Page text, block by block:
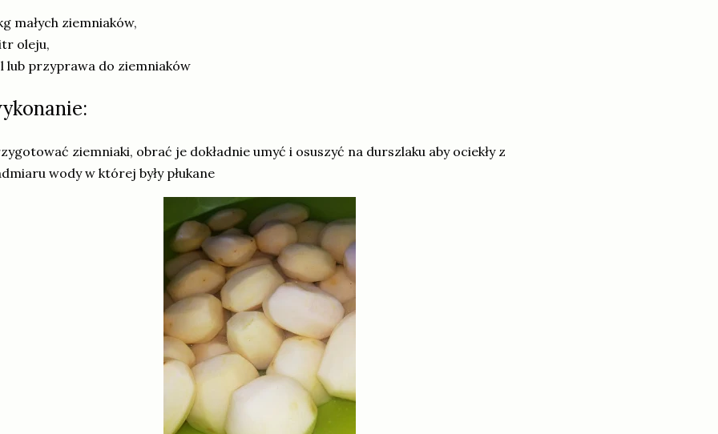
małych ziemniaków,
oleju,
lub przyprawa do ziemniaków
ziemniaki, obrać je dokładnie umyć i osuszyć na durszlaku aby ociekły z
wody w której były płukane